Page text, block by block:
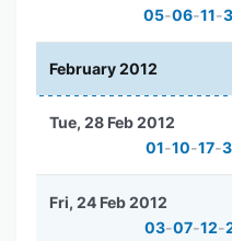
05-06-11-
February 2012
01-10-17-
Tue, 28 Feb 2012
03-07-12-
Fri, 24 Feb 2012